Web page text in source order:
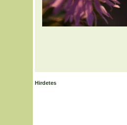
Hirdetes